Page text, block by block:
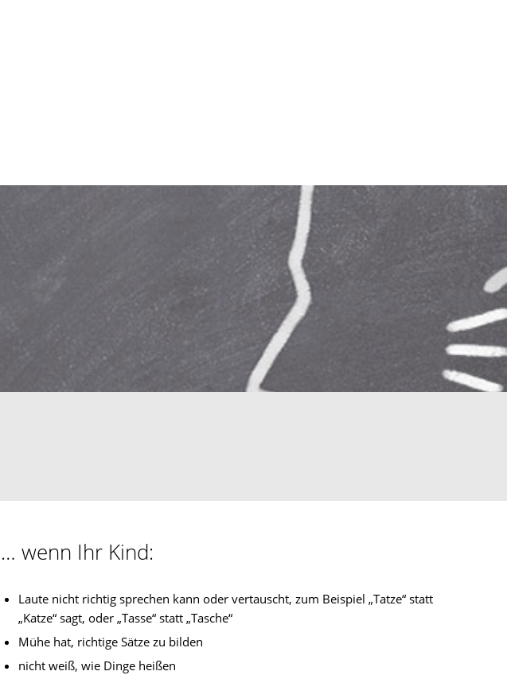
… wenn Ihr Kind:
Laute nicht richtig sprechen kann oder vertauscht, zum Beispiel „Tatze“ statt
„Katze“ sagt, oder „Tasse“ statt „Tasche“
Mühe hat, richtige Sätze zu bilden
nicht weiß, wie Dinge heißen